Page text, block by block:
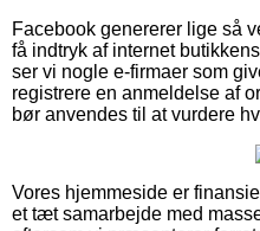
Facebook genererer lige så
få indtryk af internet
ser vi nogle e-firmaer som
registrere en anmeldelse af
bør anvendes til at vurdere
Vores hjemmeside er
et tæt samarbejde med